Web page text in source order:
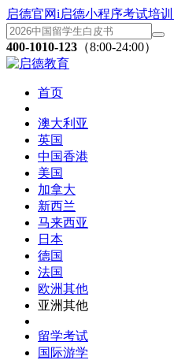
启德官网i启德小程序考试培训
400-1010-123 （8:00-24:00）
首页
澳大利亚
英国
中国香港
美国
加拿大
新西兰
马来西亚
日本
德国
法国
欧洲其他
亚洲其他
留学考试
国际游学